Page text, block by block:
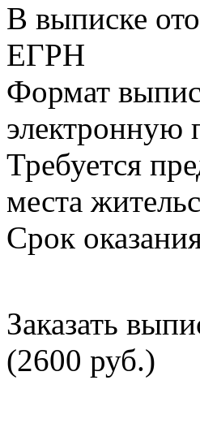
В выписке
ЕГРН
Формат
электронную
Требуется
места
Срок
Заказать
(2600 руб.)